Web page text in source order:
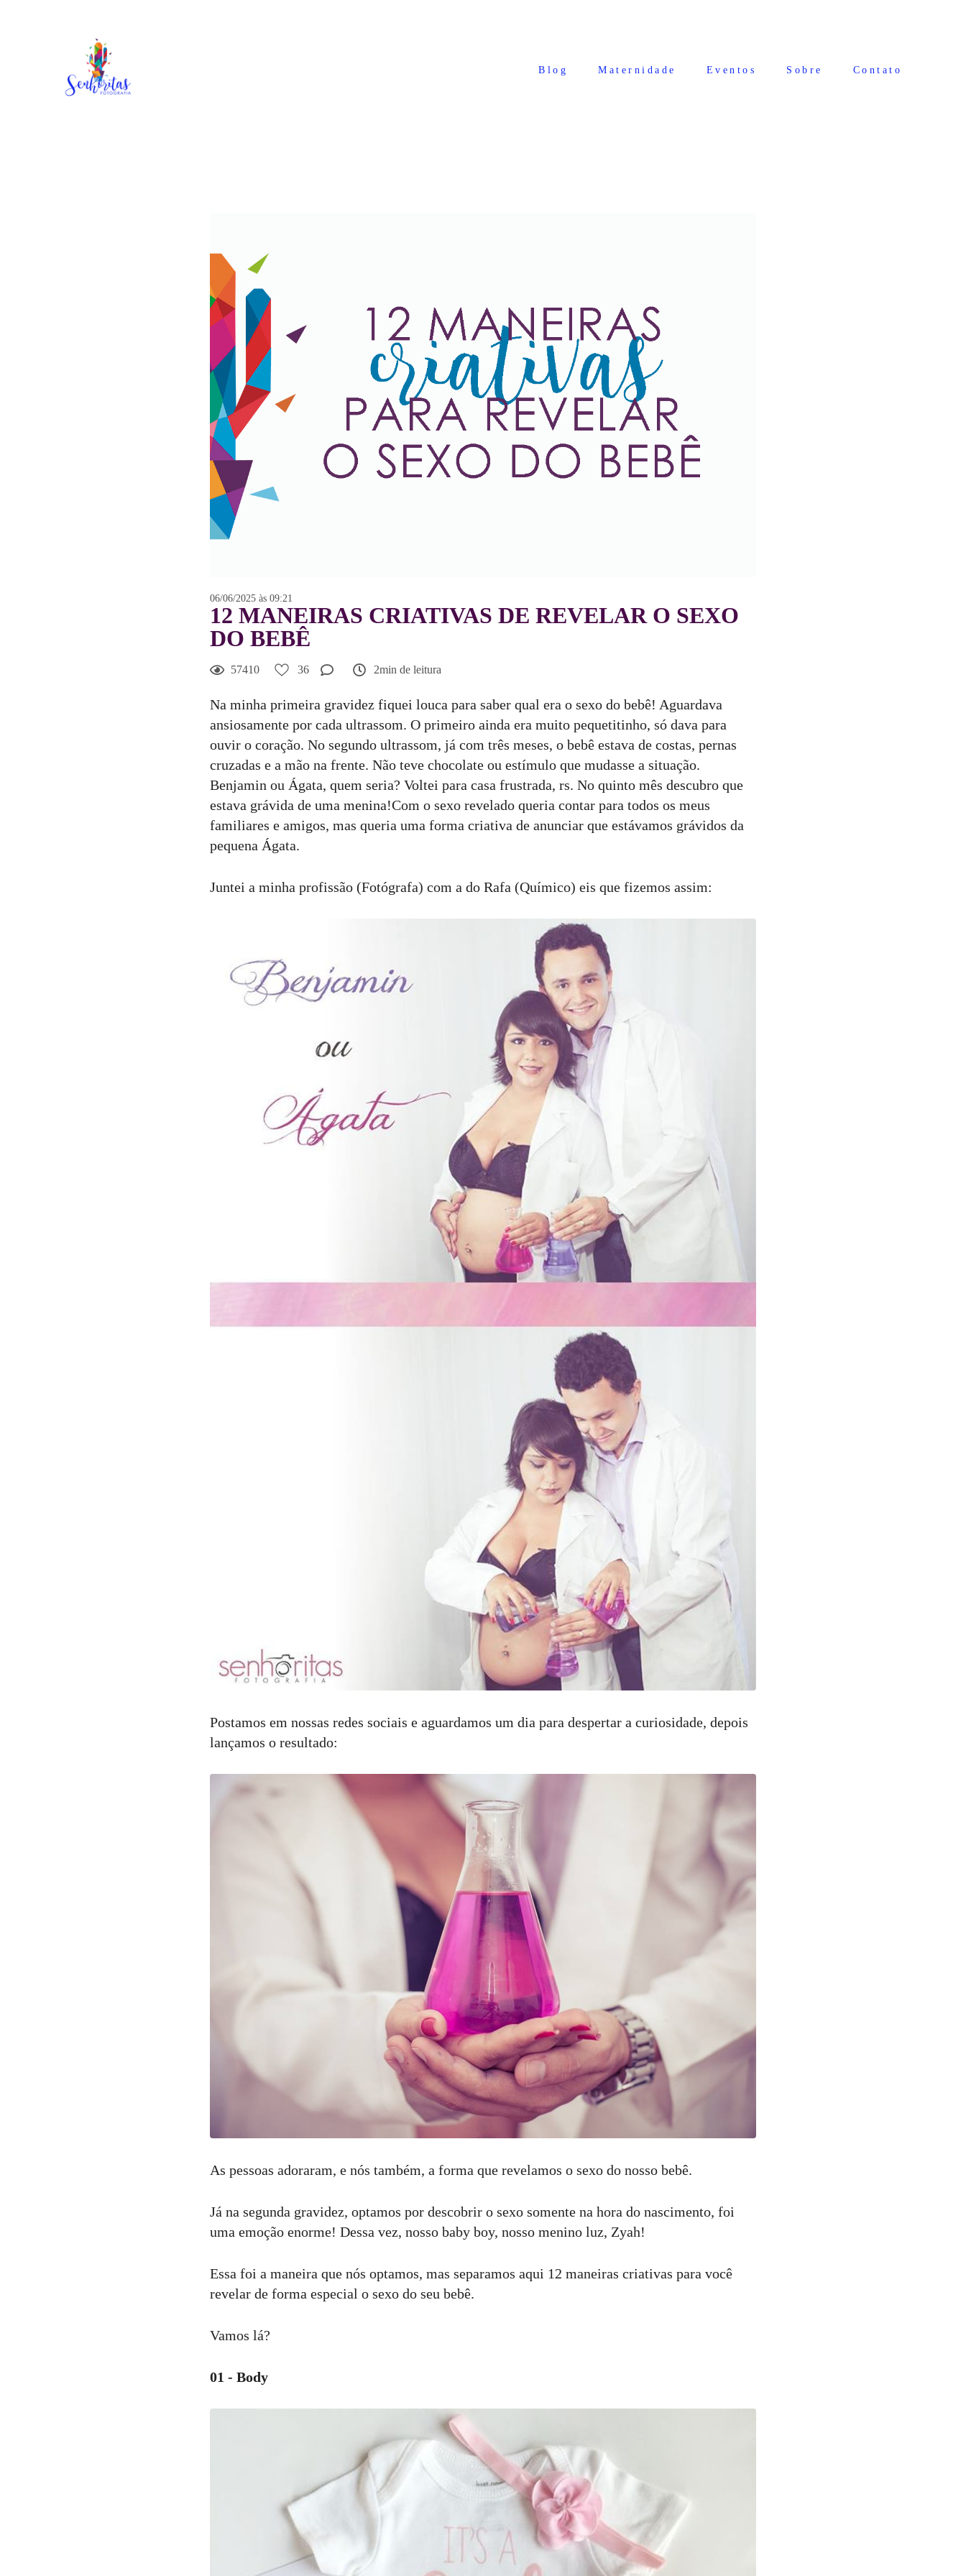
Blog Maternidade Eventos Sobre Contato
06/06/2025 às 09:21
12 MANEIRAS CRIATIVAS DE REVELAR O SEXO
DO BEBÊ
57410 36 2min de leitura
Na minha primeira gravidez fiquei louca para saber qual era o sexo do bebê! Aguardava
ansiosamente por cada ultrassom. O primeiro ainda era muito pequetitinho, só dava para
ouvir o coração. No segundo ultrassom, já com três meses, o bebê estava de costas, pernas
cruzadas e a mão na frente. Não teve chocolate ou estímulo que mudasse a situação.
Benjamin ou Ágata, quem seria? Voltei para casa frustrada, rs. No quinto mês descubro que
estava grávida de uma menina!Com o sexo revelado queria contar para todos os meus
familiares e amigos, mas queria uma forma criativa de anunciar que estávamos grávidos da
pequena Ágata.
Juntei a minha profissão (Fotógrafa) com a do Rafa (Químico) eis que fizemos assim:
Postamos em nossas redes sociais e aguardamos um dia para despertar a curiosidade, depois
lançamos o resultado:
As pessoas adoraram, e nós também, a forma que revelamos o sexo do nosso bebê.
Já na segunda gravidez, optamos por descobrir o sexo somente na hora do nascimento, foi
uma emoção enorme! Dessa vez, nosso baby boy, nosso menino luz, Zyah!
Essa foi a maneira que nós optamos, mas separamos aqui 12 maneiras criativas para você
revelar de forma especial o sexo do seu bebê.
Vamos lá?
01 - Body